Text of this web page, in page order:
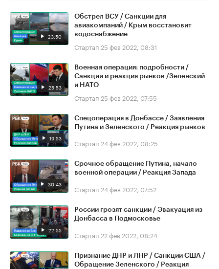
23:50
Обстрел ВСУ / Санкции для
авиакомпаний / Крым восстановит
водоснабжение
Стартап 25 фев 2022, 08:31
25:53
Военная операция: подробности /
Санкции и реакция рынков /Зеленский
и НАТО
Стартап 25 фев 2022, 07:55
19:53
Спецоперация в Донбассе / Заявления
Путина и Зеленского / Реакция рынков
Стартап 24 фев 2022, 08:25
30:43
Срочное обращение Путина, начало
военной операции / Реакция Запада
Стартап 24 фев 2022, 07:52
22:55
России грозят санкции / Эвакуация из
Донбасса в Подмосковье
Стартап 22 фев 2022, 08:24
Признание ДНР и ЛНР / Санкции США /
Обращение Зеленского / Реакция